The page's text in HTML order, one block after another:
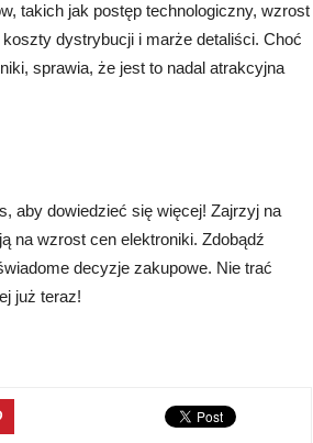
takich jak postęp technologiczny, wzrost
dystrybucji i marże detaliści. Choć
sprawia, że jest to nadal atrakcyjna
aby dowiedzieć się więcej! Zajrzyj na
na wzrost cen elektroniki. Zdobądź
decyzje zakupowe. Nie trać
już teraz!